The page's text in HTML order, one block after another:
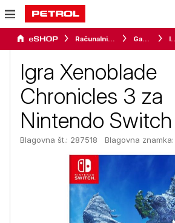
Računalništvo Gaming Igre
Igra Xenoblade
Chronicles 3 za
Nintendo Switch
Blagovna št.: 287518 Blagovna znamka: